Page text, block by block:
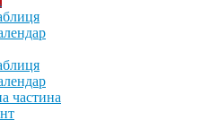
частина